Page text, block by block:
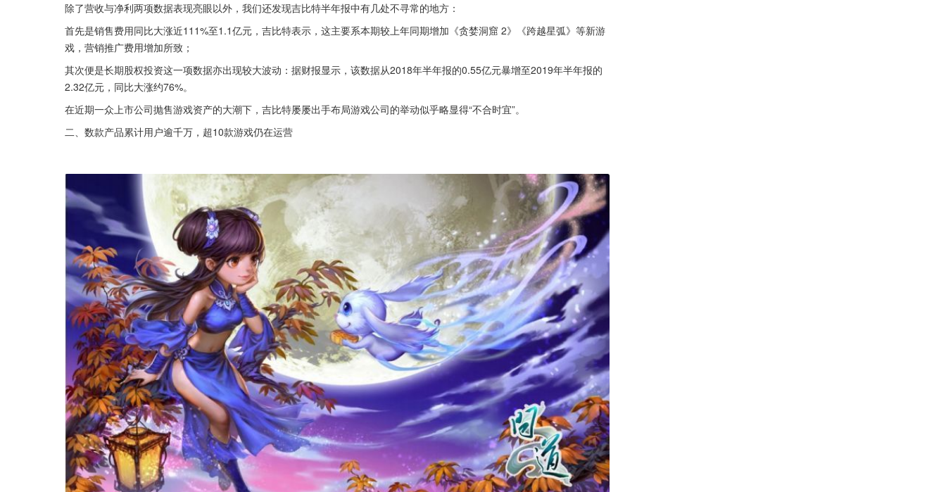
除了营收与净利两项数据表现亮眼以外，我们还发现吉比特半年报中有几处不寻常的地方：
首先是销售费用同比大涨近111%至1.1亿元，吉比特表示，这主要系本期较上年同期增加《贪婪洞窟 2》《跨越星弧》等新游
戏，营销推广费用增加所致；
其次便是长期股权投资这一项数据亦出现较大波动：据财报显示，该数据从2018年半年报的0.55亿元暴增至2019年半年报的
2.32亿元，同比大涨约76%。
在近期一众上市公司抛售游戏资产的大潮下，吉比特屡屡出手布局游戏公司的举动似乎略显得“不合时宜”。
二、数款产品累计用户逾千万，超10款游戏仍在运营